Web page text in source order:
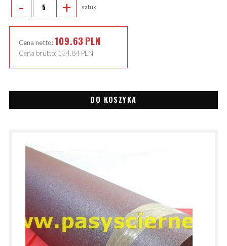
- + sztuk
Cena netto: 109.63 PLN
Cena brutto: 134.84 PLN
DO KOSZYKA